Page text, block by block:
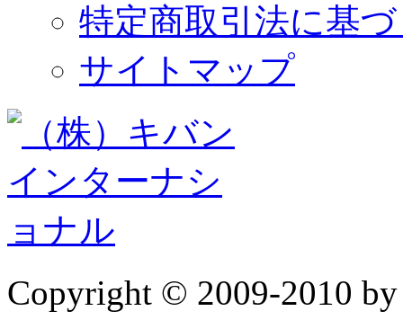
特定商取引法に基
サイトマップ
Copyright © 2009-2010